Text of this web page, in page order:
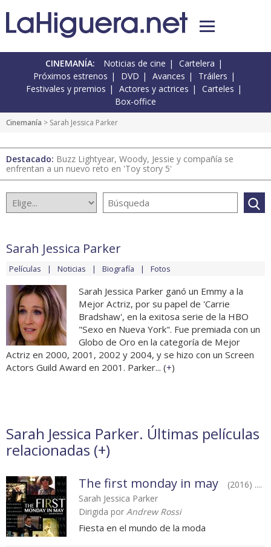
CINEMANÍA: Noticias de cine
Cartelera
Próximos estrenos
DVD Avances
Tráilers
Festivales y premios
Actores y actrices
Carteles
Box-office
Cinemanía > Sarah Jessica Parker
Destacado: Buzz Lightyear, Woody, Jessie y compañía se
enfrentan a un nuevo reto en 'Toy story 5'
Sarah Jessica Parker
Películas Noticias Biografía Fotos
Sarah Jessica Parker ganó un Emmy a la
Mejor Actriz, por su papel de 'Carrie
Bradshaw', en la exitosa serie de la HBO
"Sexo en Nueva York". Fue premiada con un
Globo de Oro en la categoría de Mejor
Actriz en 2000, 2001, 2002 y 2004, y se hizo con un Screen
Actors Guild Award en 2001. Parker... (+)
Sarah Jessica Parker. Últimas películas
relacionadas (+)
The first monday in may
(2016) ....
Sarah Jessica Parker
Dirigida por Andrew Rossi
Fiesta en el mundo de la moda